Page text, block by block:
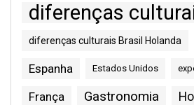
diferenças
diferenças culturais Brasil Holanda
Espanha
Estados Unidos
França Gastronomia